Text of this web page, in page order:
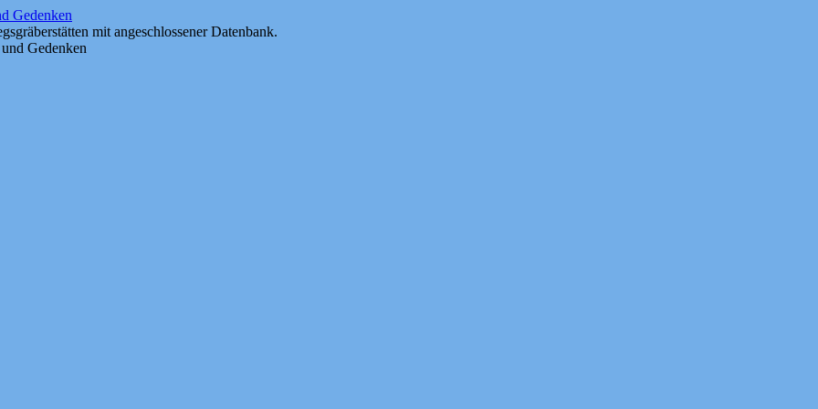
Gedenken
mit angeschlossener Datenbank.